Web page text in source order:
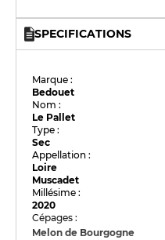
SPECIFICATIONS
Marque :
Bedouet
Nom :
Le Pallet
Type :
Sec
Appellation :
Loire
Muscadet
Millésime :
2020
Cépages :
Melon de Bourgogne